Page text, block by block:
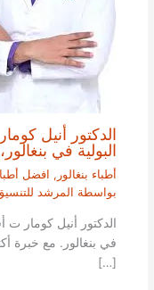
الدكتور أنيل
البولية في
أطباء بنغالور , افضل أطباء
بواسطة المرشد
الدكتور أنيل كومار ت
[…]